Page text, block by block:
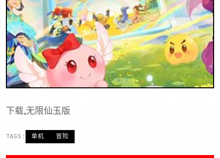
下载,无限仙玉版
TAGS: 单机 冒险